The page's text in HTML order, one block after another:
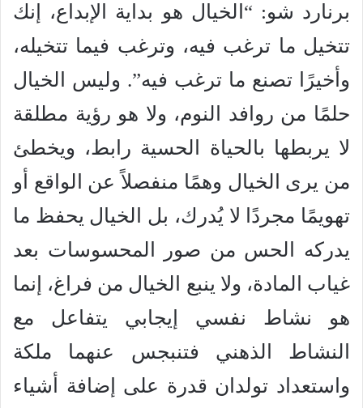
برنارد شو: “الخيال هو بداية الإبداع، إنك
تتخيل ما ترغب فيه، وترغب فيما تتخيله،
وأخيرًا تصنع ما ترغب فيه”. وليس الخيال
حلمًا من روافد النوم، ولا هو رؤية مطلقة
لا يربطها بالحياة الحسية رابط، ويخطئ
من يرى الخيال وهمًا منفصلاً عن الواقع أو
تهويمًا مجردًا لا يُدرك، بل الخيال يحفظ ما
يدركه الحس من صور المحسوسات بعد
غياب المادة، ولا ينبع الخيال من فراغ، إنما
هو نشاط نفسي إيجابي يتفاعل مع
النشاط الذهني فتنبجس عنهما ملكة
واستعداد تولدان قدرة على إضافة أشياء